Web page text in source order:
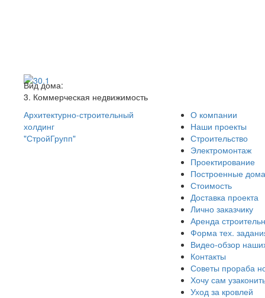
Вид дома:
3. Коммерческая недвижимость
Архитектурно-строительный
холдинг
"СтройГрупп"
О компании
Наши проекты
Строительство
Электромонтаж
Проектирование
Построенные
Стоимость
Доставка проекта
Лично заказчику
Аренда
Форма тех.
Видео-обзор
Контакты
Советы прораба
Хочу сам
Уход за кровлей